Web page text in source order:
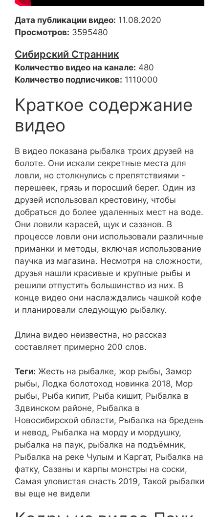
Дата публикации видео: 11.08.2020
Просмотров: 3595480
Сибирский Странник
Количество видео на канале: 480
Количество подписчиков: 1110000
Краткое содержание
видео
В видео показана рыбалка троих друзей на
болоте. Они искали секретные места для
ловли, но столкнулись с препятствиями -
перешеек, грязь и поросший берег. Один из
друзей использовал крестовину, чтобы
добраться до более удаленных мест на воде.
Они ловили карасей, щук и сазанов. В
процессе ловли они использовали различные
приманки и методы, включая использование
паучка из магазина. Несмотря на сложности,
друзья нашли красивые и крупные рыбы и
решили отпустить большинство из них. В
конце видео они наслаждались чашкой кофе
и планировали следующую рыбалку.
Длина видео неизвестна, но рассказ
составляет примерно 200 слов.
Теги: Жесть на рыбалке, жор рыбы, Замор
рыбы, Лодка болотоход новинка 2018, Мор
рыбы, Рыба кипит, Рыба кишит, Рыбалка в
Здвинском районе, Рыбалка в
Новосибирской области, Рыбалка на бредень
и невод, Рыбалка на морду и мордушку,
рыбалка на паук, рыбалка на подъёмник,
Рыбалка на реке Чулым и Каргат, Рыбалка на
фатку, Сазаны и карпы монстры на соски,
Самая уловистая снасть 2019, Такой рыбалки
вы еще не видели